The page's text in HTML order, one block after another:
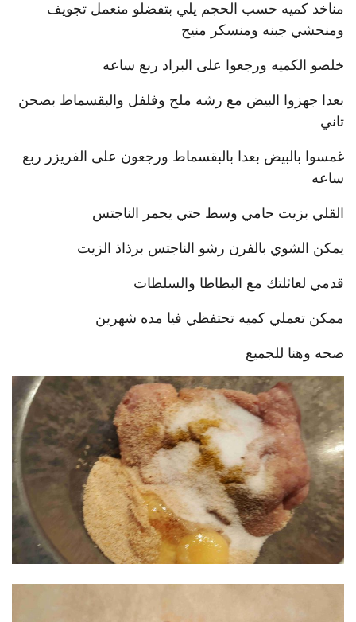
مناخد كميه حسب الحجم يلي بتفضلو منعمل تجويف
ومنحشي جبنه ومنسكر منيح
خلصو الكميه ورجعوا على البراد ربع ساعه
بعدا جهزوا البيض مع رشه ملح وفلفل والبقسماط بصحن
تاني
غمسوا بالبيض بعدا بالبقسماط ورجعون على الفريزر ربع
ساعه
القلي بزيت حامي وسط حتي يحمر الناجتس
يمكن الشوي بالفرن رشو الناجتس برذاذ الزيت
قدمي لعائلتك مع البطاطا والسلطات
ممكن تعملي كميه تحتفظي فيا مده شهرين
صحه وهنا للجميع